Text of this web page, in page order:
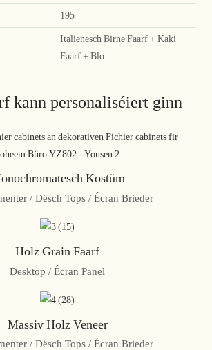
195
Italienesch Birne Faarf + Kaki
Faarf + Blo
kann personaliséiert ginn
Kostüm
/ Dësch Tops / Écran Brieder
Holz Grain Faarf
Desktop / Écran Panel
Massiv Holz Veneer
/ Dësch Tops / Écran Brieder